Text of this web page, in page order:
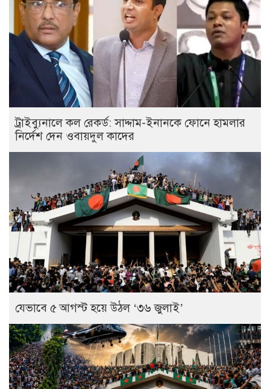
ট্রাইব্যুনালে কল রেকর্ড: সাদ্দাম-ইনানকে ফোনে হামলার
নির্দেশ দেন ওবায়দুল কাদের
যেভাবে ৫ আগস্ট হয়ে উঠল ‘৩৬ জুলাই’